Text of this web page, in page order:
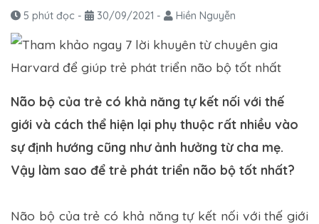
5 phút đọc - 30/09/2021 - Hiền Nguyễn
Não bộ của trẻ có khả năng tự kết nối với thế
giới và cách thể hiện lại phụ thuộc rất nhiều vào
sự định hướng cũng như ảnh hưởng từ cha mẹ.
Vậy làm sao để trẻ phát triển não bộ tốt nhất?
Não bộ của trẻ có khả năng tự kết nối với thế giới